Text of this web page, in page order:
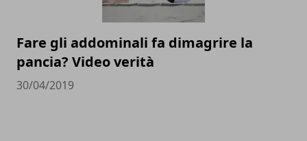
Fare gli addominali fa dimagrire la
pancia? Video verità
30/04/2019